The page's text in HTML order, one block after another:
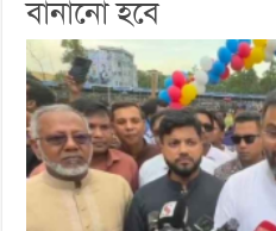
বানানো হবে